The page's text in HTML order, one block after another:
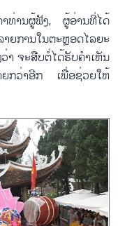
ທ່ານຜູ້ຟັງ, ຜູ້ອ່ານທີ່ໄດ້
ການໃນຕະຫຼອດໄລຍະ
າ ຈະສືບຕໍ່ໄດ້ຮັບຄຳເຫັນ
ກວ່າອີກ ເພື່ອຊ່ວຍໃຫ້